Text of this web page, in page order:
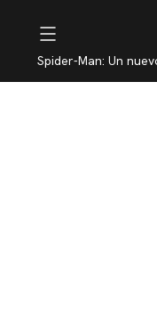
Spider-Man: Un